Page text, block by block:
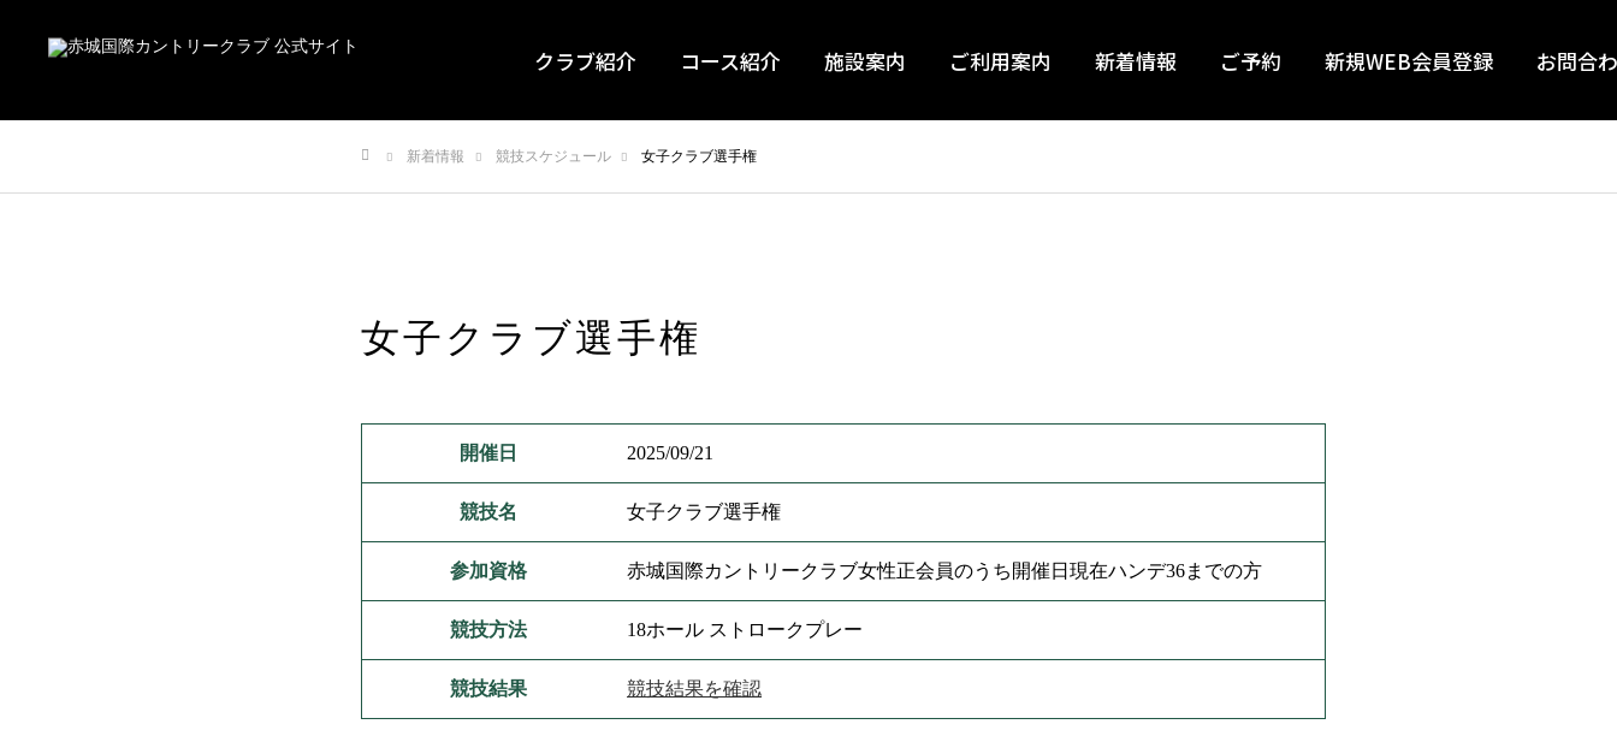
クラブ紹介 コース紹介 施設案内 ご利用案内 新着情報 ご予約 新規WEB会員登録 お問合
新着情報 競技スケジュール 女子クラブ選手権
女子クラブ選手権
開催日 2025/09/21
競技名 女子クラブ選手権
参加資格 赤城国際カントリークラブ女性正会員のうち開催日現在ハンデ36までの方
競技方法 18ホール ストロークプレー
競技結果 競技結果を確認